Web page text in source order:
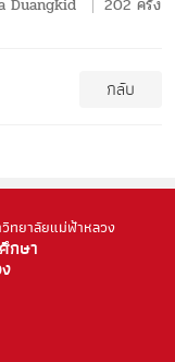
Duangkid 202 ครั้ง
กลับ
กษา